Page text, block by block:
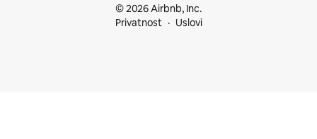
© 2026 Airbnb, Inc.
Privatnost
Uslovi